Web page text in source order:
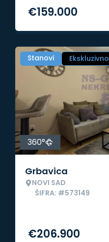
€159.000
Stanovi Ekskluzivno
360°
Grbavica
NOVI SAD
ŠIFRA: #573149
€206.900